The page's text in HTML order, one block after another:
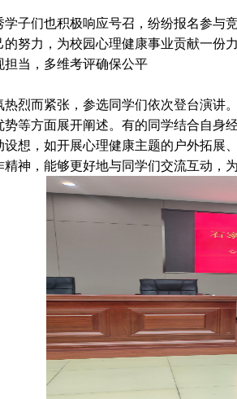
学子们也积极响应号召，纷纷报名参与
努力，为校园心理健康事业贡献一份力
担当，多维考评确保公平
热烈而紧张，参选同学们依次登台演讲
势等方面展开阐述。有的同学结合自身
设想，如开展心理健康主题的户外拓展
精神，能够更好地与同学们交流互动，